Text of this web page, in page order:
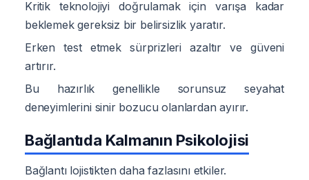
Kritik teknolojiyi doğrulamak için varışa kadar
beklemek gereksiz bir belirsizlik yaratır.
Erken test etmek sürprizleri azaltır ve güveni
artırır.
Bu hazırlık genellikle sorunsuz seyahat
deneyimlerini sinir bozucu olanlardan ayırır.
Bağlantıda Kalmanın Psikolojisi
Bağlantı lojistikten daha fazlasını etkiler.